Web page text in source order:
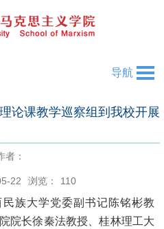
导航
论课教学巡察组到我校开展
者：
22 浏览： 110
族大学党委副书记陈铭彬教
院长徐秦法教授、桂林理工大